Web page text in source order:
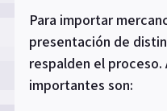
Para importar
presentación de
respalden el proceso.
importantes son: